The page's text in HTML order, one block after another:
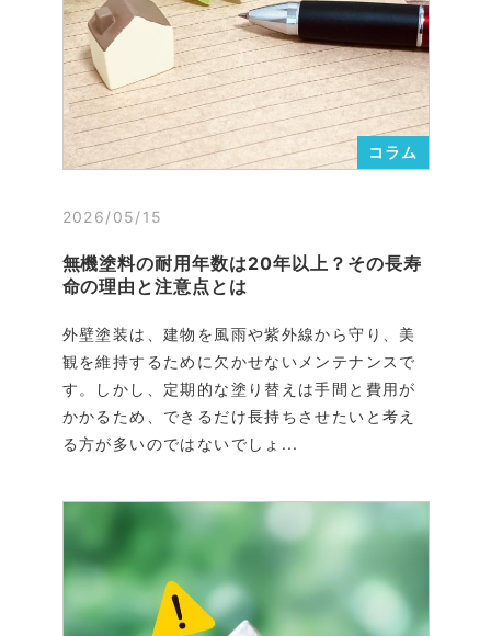
コラム
2026/05/15
無機塗料の耐用年数は20年以上？その長寿
命の理由と注意点とは
外壁塗装は、建物を風雨や紫外線から守り、美
観を維持するために欠かせないメンテナンスで
す。しかし、定期的な塗り替えは手間と費用が
かかるため、できるだけ長持ちさせたいと考え
る方が多いのではないでしょ...